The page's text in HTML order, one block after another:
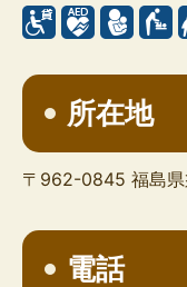
所在地
〒962-0845 福島
電話